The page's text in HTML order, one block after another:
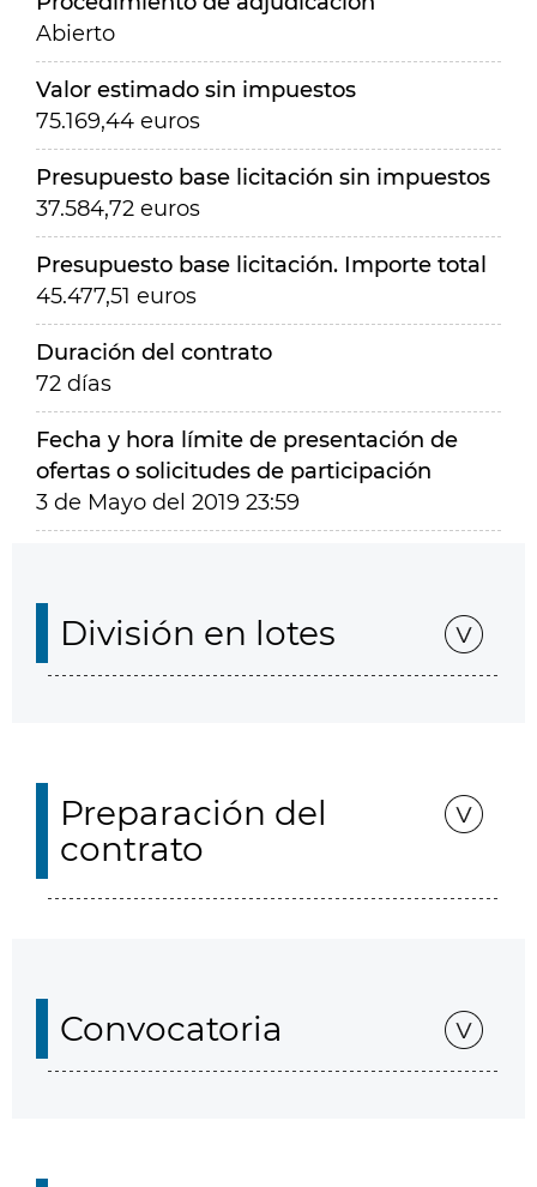
Abierto
Valor estimado sin impuestos
75.169,44 euros
Presupuesto base licitación sin impuestos
37.584,72 euros
Presupuesto base licitación. Importe total
45.477,51 euros
Duración del contrato
72 días
Fecha y hora límite de presentación de
ofertas o solicitudes de participación
3 de Mayo del 2019 23:59
División en lotes
Preparación del
contrato
Convocatoria